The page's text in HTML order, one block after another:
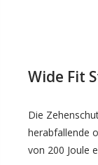
Wide Fit
Die
herabfallende
von 200 Joule